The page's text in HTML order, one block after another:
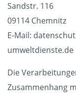
Sandstr. 116
09114 Chemnitz
E-Mail:
umweltdienste.de
Die
Zusammenhang